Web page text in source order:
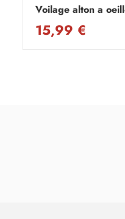
Voilage alton a
15,99 €